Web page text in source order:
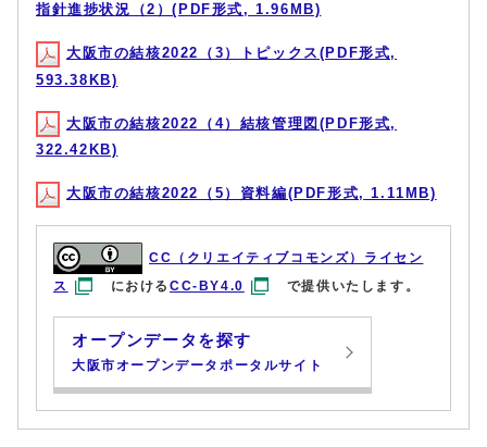
指針進捗状況（2）(PDF形式, 1.96MB)
大阪市の結核2022（3）トピックス(PDF形式,
593.38KB)
大阪市の結核2022（4）結核管理図(PDF形式,
322.42KB)
大阪市の結核2022（5）資料編(PDF形式, 1.11MB)
CC（クリエイティブコモンズ）ライセン
ス
におけるCC-BY4.0 で提供いたします。
オープンデータを探す
大阪市オープンデータポータルサイト